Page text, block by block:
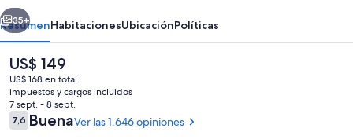
Siguiente
35+
ResumenHabitacionesUbicaciónPolíticas
El
precio
actual
es
de
US$ 149
US$ 149
US$ 168 en total
impuestos y cargos incluidos
7 sept. - 8 sept.
Opiniones
7,67,6 de 10
BuenaVer las 1.646 opiniones